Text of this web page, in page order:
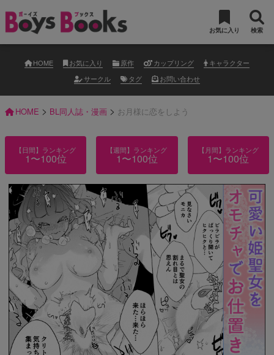
お気に入り 検索
HOME お気に入り 原作 カップリング
キャラクター
サークル
タグ お問い合わせ
HOME > BL同人誌・漫画 > お月様に恋をしよう
【日間】ランキング
1〜100位
【週間】ランキング
1〜100位
【月間】ランキング
1〜100位